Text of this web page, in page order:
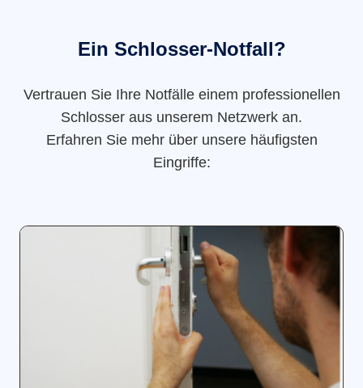
Ein Schlosser-Notfall?
Vertrauen Sie Ihre Notfälle einem professionellen
Schlosser aus unserem Netzwerk an.
Erfahren Sie mehr über unsere häufigsten
Eingriffe: